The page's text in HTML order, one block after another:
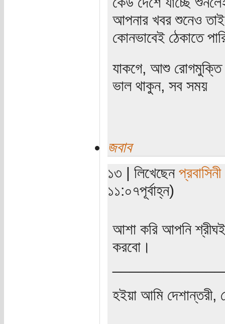
আপনার খবর শুনেও
কোনভাবেই ঠেকাতে
যাকগে, আশু রোগমুক্তি
ভাল থাকুন, সব সময়
জবাব
১৩ | লিখেছেন প্রবাসিনী
১১:০৭পূর্বাহ্ন)
আশা করি আপনি
করবো।
হইয়া আমি দেশান্তরী,